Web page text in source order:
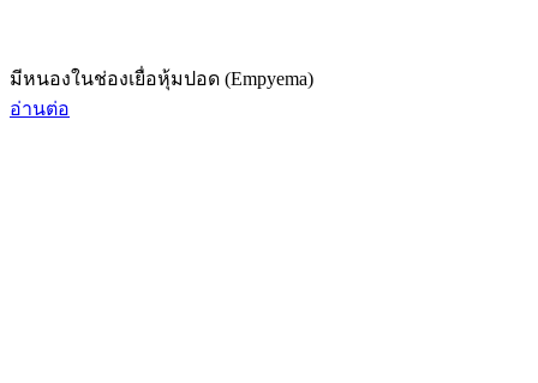
มีหนองในช่องเยื่อหุ้มปอด (Empyema)
อ่านต่อ